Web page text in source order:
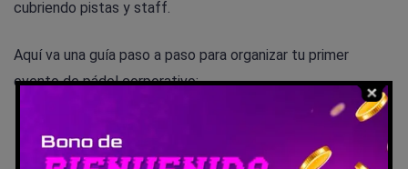
cubriendo pistas y staff.
Aquí va una guía paso a paso para organizar tu primer
evento de pádel corporativo:
Define objetivos
general; alinea con metas como cohesión o